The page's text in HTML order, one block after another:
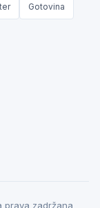
Gotovina
prava zadržana